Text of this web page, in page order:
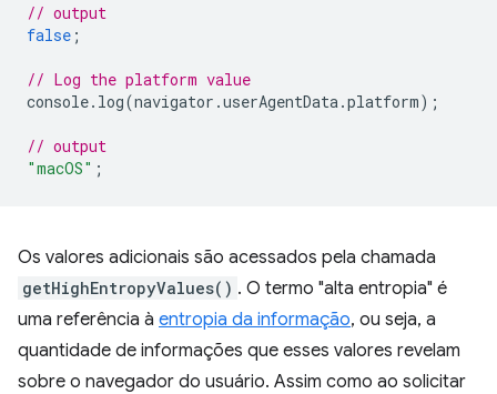
// output
false ;
// Log the platform value
console. log(navigator .userAgentData.platform);
// output
"macOS" ;
Os valores adicionais são acessados pela chamada
getHighEntropyValues() . O termo "alta entropia" é
uma referência à entropia da informação, ou seja, a
quantidade de informações que esses valores revelam
sobre o navegador do usuário. Assim como ao solicitar